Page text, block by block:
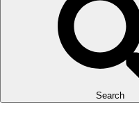
Search